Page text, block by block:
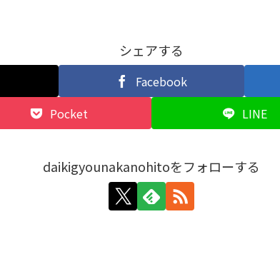
シェアする
Facebook
Pocket
LINE
daikigyounakanohitoをフォローする